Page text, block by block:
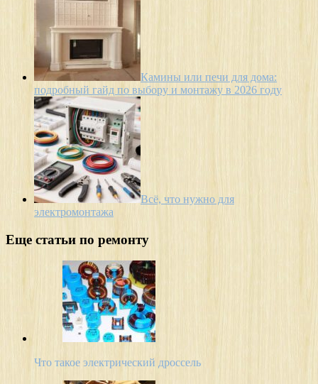
Камины или печи для дома:
подробный гайд по выбору и монтажу в 2026 году
Всё, что нужно для
электромонтажа
Еще статьи по ремонту
Что такое электрический дроссель